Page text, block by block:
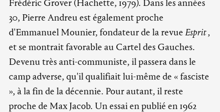
Frédéric Grover (Hachette, 1979). Dans les années
30, Pierre Andreu est également proche
d'Emmanuel Mounier, fondateur de la revue Esprit,
et se montrait favorable au Cartel des Gauches.
Devenu très anti-communiste, il passera dans le
camp adverse, qu'il qualifiait lui-même de « fasciste
», à la fin de la décennie. Pour autant, il reste
proche de Max Jacob. Un essai en publié en 1962